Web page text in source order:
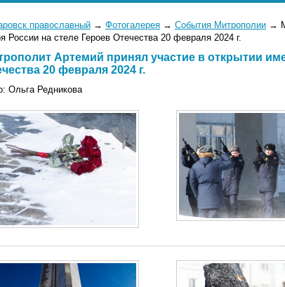
православный → Фотогалерея → События Митрополии →
России на стеле Героев Отечества 20 февраля 2024 г.
Артемий принял участие в открытии
20 февраля 2024 г.
Ольга Редникова